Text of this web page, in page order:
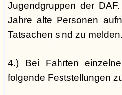
Jugendgruppen der
Jahre alte Personen
Tatsachen sind zu melden.
4.) Bei Fahrten
folgende Feststellungen